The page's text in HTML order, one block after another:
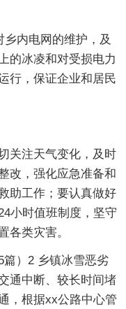
内电网的维护，及
的冰凌和对受损电力
行，保证企业和居民
关注天气变化，及时
改，强化应急准备和
助工作；要认真做好
小时值班制度，坚守
各类灾害。
篇）2
通中断、较长时间堵
，根据xx公路中心管
乡镇冰雪恶劣